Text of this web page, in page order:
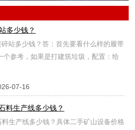
多少钱？
站多少钱？答：首先要看什么样的履带
个参考，如果是打建筑垃圾，配置：给
07-16
料生产线多少钱？
生产线多少钱？具体二手矿山设备价格